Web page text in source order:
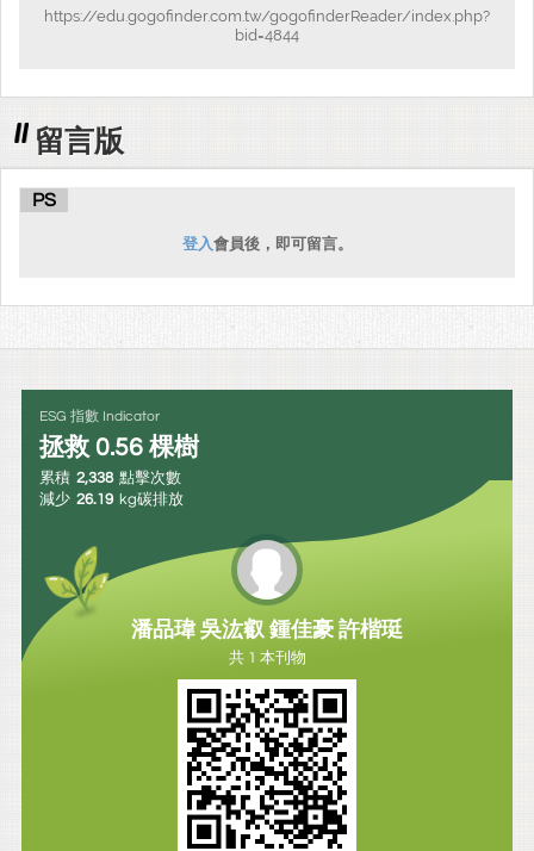
https://edu.gogofinder.com.tw/gogofinderReader/index.php?
bid=4844
留言版
PS
登入會員後，即可留言。
ESG 指數 Indicator
拯救 0.56 棵樹
累積 2,338 點擊次數
減少 26.19 kg碳排放
潘品瑋 吳汯叡 鍾佳豪 許楷珽
共 1 本刊物